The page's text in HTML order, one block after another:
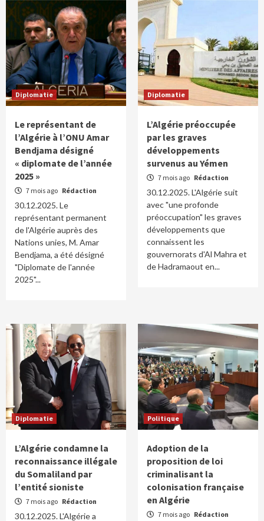
Diplomatie
Le représentant de
l’Algérie à l’ONU Amar
Bendjama désigné
« diplomate de l’année
2025 »
7 mois ago Rédaction
30.12.2025. Le
représentant permanent
de l'Algérie auprès des
Nations unies, M. Amar
Bendjama, a été désigné
"Diplomate de l'année
2025"...
Diplomatie
L’Algérie préoccupée
par les graves
développements
survenus au Yémen
7 mois ago Rédaction
30.12.2025. L'Algérie suit
avec "une profonde
préoccupation" les graves
développements que
connaissent les
gouvernorats d'Al Mahra et
de Hadramaout en...
Diplomatie
L’Algérie condamne la
reconnaissance illégale
du Somaliland par
l’entité sioniste
7 mois ago Rédaction
30.12.2025. L'Algérie a
Politique
Adoption de la
proposition de loi
criminalisant la
colonisation française
en Algérie
7 mois ago Rédaction